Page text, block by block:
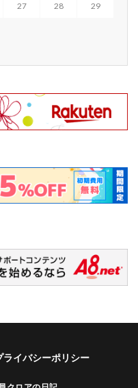
27 28 29
ライバシーポリシー